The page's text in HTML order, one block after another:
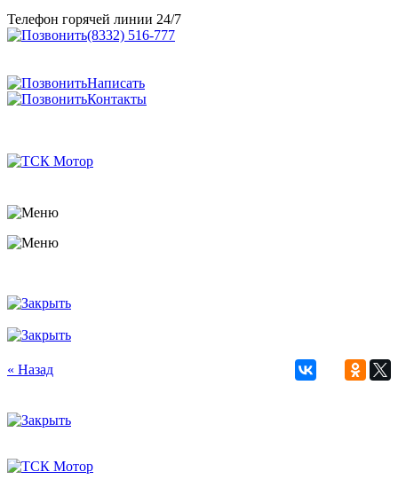
Телефон горячей линии 24/7
(8332) 516-777
Написать
Контакты
« Назад